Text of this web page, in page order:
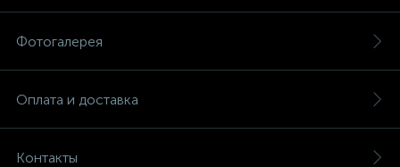
Фотогалерея
Оплата и доставка
Контакты